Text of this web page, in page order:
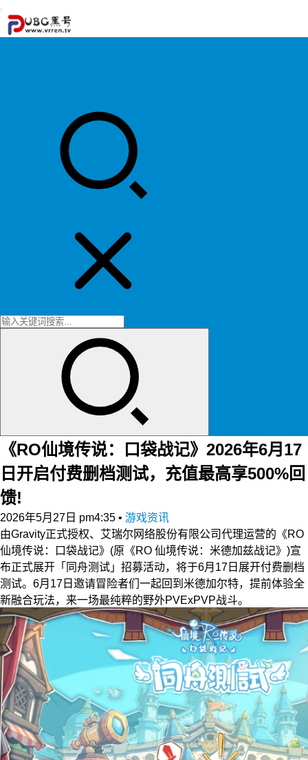
《RO仙境传说：口袋战记》2026年6月17
日开启付费删档测试，充值最高享500%回
馈!
2026年5月27日 pm4:35 • 游戏资讯
由Gravity正式授权、艾瑞尔网络股份有限公司代理运营的《RO
仙境传说：口袋战记》(原《RO 仙境传说：米德加兹战记》)宣
布正式展开「同舟测试」招募活动，将于6月17日展开付费删档
测试。6月17日邀请冒险者们一起回到米德加尔特，提前体验全
新融合玩法，来一场最纯粹的野外PVExPVP战斗。